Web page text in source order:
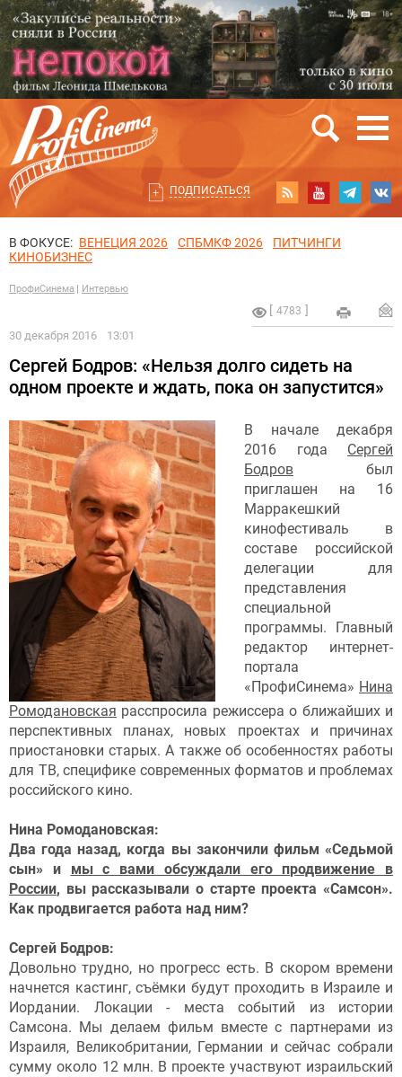
ПОДПИСАТЬСЯ
В ФОКУСЕ: ВЕНЕЦИЯ 2026 СПБМКФ 2026
ПИТЧИНГИ
КИНОБИЗНЕС
ПрофиСинема Интервью
4783
30 декабря 2016 13:01
Сергей Бодров: «Нельзя долго сидеть на
одном проекте и ждать, пока он запустится»
В начале декабря
2016 года Сергей
Бодров был
приглашен на 16
Марракешкий
кинофестиваль в
составе российской
делегации для
представления
специальной
программы. Главный
редактор интернет-
портала
«ПрофиСинема» Нина
Ромодановская расспросила режиссера о ближайших и
перспективных планах, новых проектах и причинах
приостановки старых. А также об особенностях работы
для ТВ, специфике современных форматов и проблемах
российского кино.
Нина Ромодановская:
Два года назад, когда вы закончили фильм «Седьмой
сын» и
мы с вами обсуждали его продвижение в
России, вы рассказывали о старте проекта «Самсон».
Как продвигается работа над ним?
Сергей Бодров:
Довольно трудно, но прогресс есть. В скором времени
начнется кастинг, съёмки будут проходить в Израиле и
Иордании. Локации - места событий из истории
Самсона. Мы делаем фильм вместе с партнерами из
Израиля, Великобритании, Германии и сейчас собрали
сумму около 12 млн. В проекте участвуют израильский